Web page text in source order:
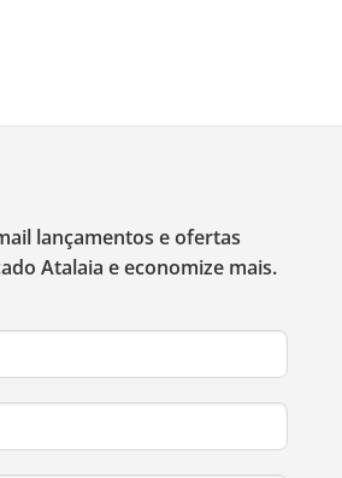
lançamentos e ofertas
Atalaia e economize mais.